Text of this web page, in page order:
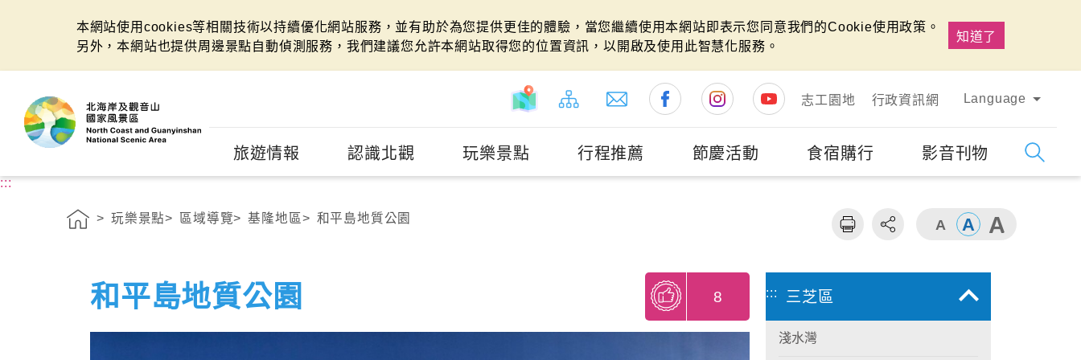
本網站使用cookies等相關技術以持續優化網站服務，並有助於為您提供更佳的體驗，當您繼續使用本網站即表示您同意我們的Cookie使用政策。
另外，本網站也提供周邊景點自動偵測服務，我們建議您允許本網站取得您的位置資訊，以開啟及使用此智慧化服務。
知道了
志工園地
行政資訊網 Language
旅遊情報 認識北觀 玩樂景點 行程推薦 節慶活動 食宿購行 影音刊物
:::
玩樂景點 區域導覽 基隆地區 和平島地質公園
和平島地質公園 8 ::: 三芝區
淺水灣